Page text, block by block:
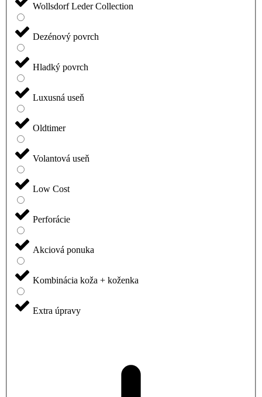
Wollsdorf Leder Collection
Dezénový povrch
Hladký povrch
Luxusná useň
Oldtimer
Volantová useň
Low Cost
Perforácie
Akciová ponuka
Kombinácia koža + koženka
Extra úpravy